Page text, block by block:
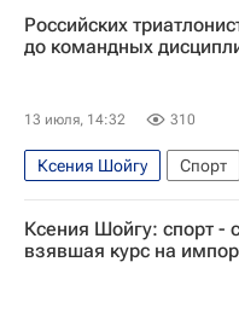
Российских
до командных
13 июля, 14:32 310
Ксения Шойгу
Спорт
Международный
Триатлон
Ксения Шойгу: спорт -
взявшая курс на